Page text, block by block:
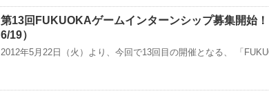
第13回FUKUOKAゲームインターンシップ募集開始！
6/19）
2012年5月22日（火）より、今回で13回目の開催となる、 「